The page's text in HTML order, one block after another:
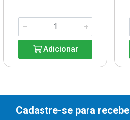
Adicionar
Cadastre-se para